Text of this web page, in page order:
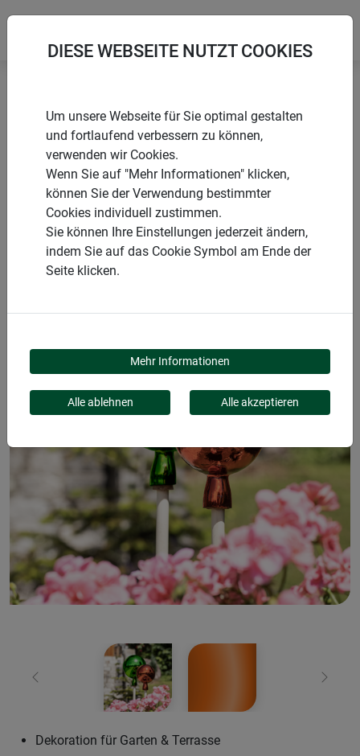
Startseite Rosenkugeln Rosenkugeln
PRODUKTE
ROSENKUGELN
Zurück Weiter
Dekoration für Garten & Terrasse
DIESE WEBSEITE NUTZT COOKIES
Um unsere Webseite für Sie optimal gestalten
und fortlaufend verbessern zu können,
verwenden wir Cookies.
Wenn Sie auf "Mehr Informationen" klicken,
können Sie der Verwendung bestimmter
Cookies individuell zustimmen.
Sie können Ihre Einstellungen jederzeit ändern,
indem Sie auf das Cookie Symbol am Ende der
Seite klicken.
Mehr Informationen
Alle ablehnen Alle akzeptieren